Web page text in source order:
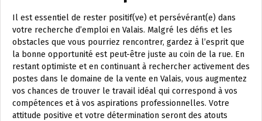
Il est essentiel de rester positif(ve) et persévérant(e) dans
votre recherche d’emploi en Valais. Malgré les défis et les
obstacles que vous pourriez rencontrer, gardez à l’esprit que
la bonne opportunité est peut-être juste au coin de la rue. En
restant optimiste et en continuant à rechercher activement des
postes dans le domaine de la vente en Valais, vous augmentez
vos chances de trouver le travail idéal qui correspond à vos
compétences et à vos aspirations professionnelles. Votre
attitude positive et votre détermination seront des atouts